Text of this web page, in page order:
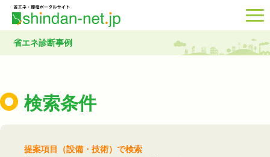
省エネ診断事例
検索条件
提案項目（設備・技術）で検索